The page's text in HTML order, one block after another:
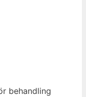
behandling